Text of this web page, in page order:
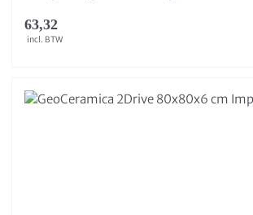
63,32
incl. BTW